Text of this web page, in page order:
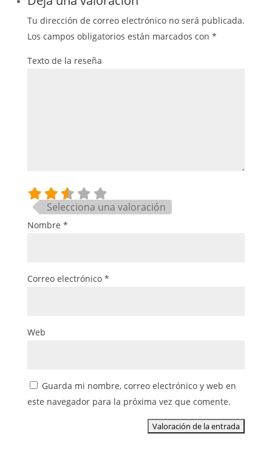
Tu dirección de correo electrónico no será publicada.
Los campos obligatorios están marcados con *
Texto de la reseña
Selecciona una valoración
Nombre *
Correo electrónico *
Web
Guarda mi nombre, correo electrónico y web en
este navegador para la próxima vez que comente.